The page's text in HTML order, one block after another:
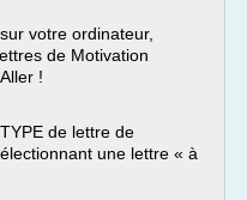
votre ordinateur,
de Motivation
!
de lettre de
une lettre « à